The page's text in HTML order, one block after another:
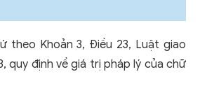
theo Khoản 3, Điều 23, Luật giao
quy định về giá trị pháp lý của chữ